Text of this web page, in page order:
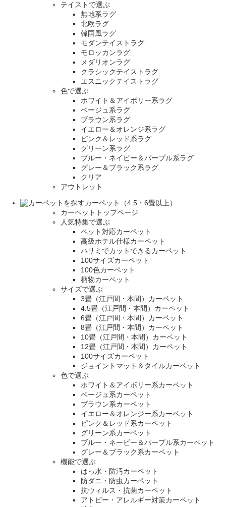
テイストで選ぶ
無地系ラグ
北欧ラグ
韓国風ラグ
モダンテイストラグ
モロッカンラグ
メダリオンラグ
クラシックテイストラグ
エスニックテイストラグ
色で選ぶ
ホワイト＆アイボリー系ラグ
ベージュ系ラグ
ブラウン系ラグ
イエロー＆オレンジ系ラグ
ピンク＆レッド系ラグ
グリーン系ラグ
ブルー・ネイビー＆パープル系ラグ
グレー＆ブラック系ラグ
クリア
アウトレット
カーペット（4.5・6畳以上）
カーペットトップページ
人気特集で選ぶ
ペット対応カーペット
高級ホテル仕様カーペット
ハサミでカットできるカーペット
100サイズカーペット
100色カーペット
柄物カーペット
サイズで選ぶ
3畳（江戸間・本間）カーペット
4.5畳（江戸間・本間）カーペット
6畳（江戸間・本間）カーペット
8畳（江戸間・本間）カーペット
10畳（江戸間・本間）カーペット
12畳（江戸間・本間）カーペット
100サイズカーペット
ジョイントマット＆タイルカーペット
色で選ぶ
ホワイト＆アイボリー系カーペット
ベージュ系カーペット
ブラウン系カーペット
イエロー＆オレンジー系カーペット
ピンク＆レッド系カーペット
グリーン系カーペット
ブルー・ネービー＆パープル系カーペット
グレー＆ブラック系カーペット
機能で選ぶ
はっ水・防汚カーペット
防ダニ・防虫カーペット
抗ウィルス・抗菌カーペット
アトピー・アレルギー対策カーペット